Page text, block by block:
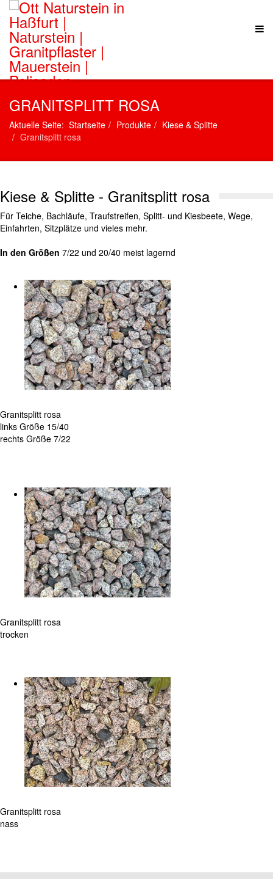
GRANITSPLITT ROSA
Aktuelle Seite: Startseite Produkte
Kiese & Splitte
Granitsplitt rosa
Kiese & Splitte - Granitsplitt rosa
Für Teiche, Bachläufe, Traufstreifen, Splitt- und Kiesbeete, Wege,
Einfahrten, Sitzplätze und vieles mehr.
In den Größen 7/22 und 20/40 meist lagernd
Granitsplitt rosa
links Größe 15/40
rechts Größe 7/22
Granitsplitt rosa
trocken
Granitsplitt rosa
nass